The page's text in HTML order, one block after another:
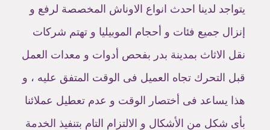
يتواجد لدينا احدث انواع الاوناش المخصصة لرفع و
إنزال جميع فئات و أحجام الموبيليا و تهتم شركات
نقل الاثاث بمدينة بدر بفحص أدوات و معدات العمل
قبل التحرك تجاه العميل فى الوقت المتفق عليه ، و
هذا يساعد فى أختصار الوقت و عدم تعطيل عملائنا
بأى شكل من الأشكال و الالتزام التام بتنفيذ الخدمة